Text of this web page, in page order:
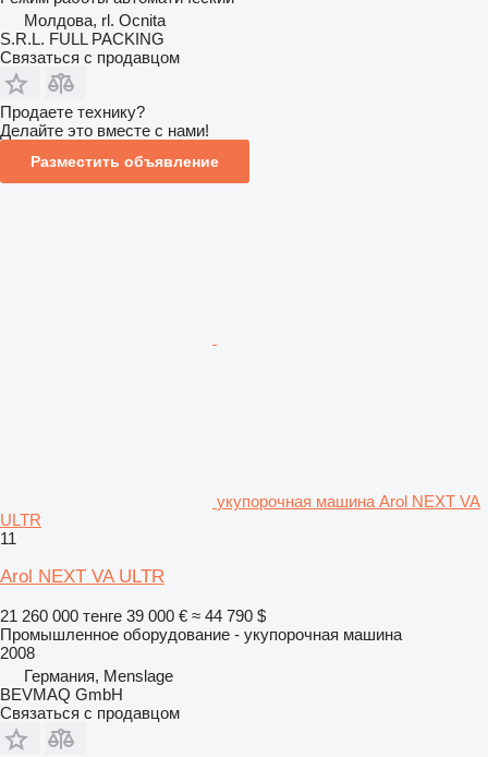
Молдова, rl. Ocnita
S.R.L. FULL PACKING
Связаться с продавцом
Продаете технику?
Делайте это вместе с нами!
Разместить объявление
укупорочная машина Arol NEXT VA
ULTR
11
Arol NEXT VA ULTR
21 260 000 тенге 39 000 € ≈ 44 790 $
Промышленное оборудование - укупорочная машина
2008
Германия, Menslage
BEVMAQ GmbH
Связаться с продавцом